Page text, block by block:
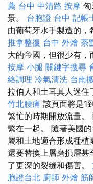
薦 台中 中清路 按摩
景。 台胞證 台中 記帳
由葡萄牙水手製造的，
推拿整復 台中 外燴 茶
大的帝國，但很少有，
按摩 小腿 關鍵字搜尋
絡調理 冷氣清洗 台南
拉伯人和土耳其人迷住
竹北腰痛 該頁面將是1
繁忙的時期開放流量
繫在一起。 隨著美國
屬和土地適合形成種植
還要替換上層磨損層甚
了更深的裂縫和傷害。
胞證台北 廚師 外燴 筋